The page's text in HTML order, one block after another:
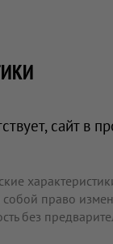
сайт в
право
без